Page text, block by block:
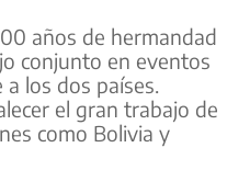
años de hermandad
conjunto en eventos
los dos países.
el gran trabajo de
como Bolivia y